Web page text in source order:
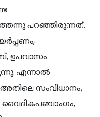
പറഞ്ഞിരുന്നത്.
ഉപവാസം
എന്നാല്‍
സംവിധാനം,